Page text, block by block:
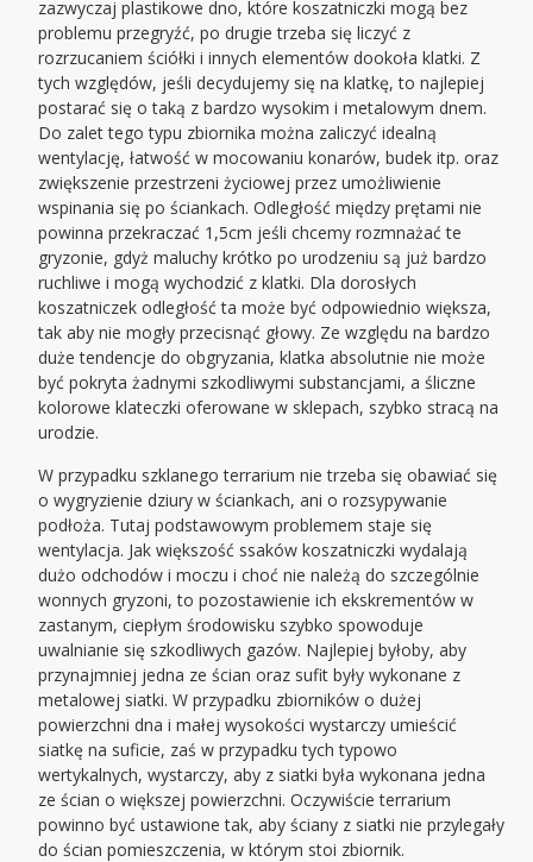
zazwyczaj plastikowe dno, które koszatniczki mogą bez
problemu przegryźć, po drugie trzeba się liczyć z
rozrzucaniem ściółki i innych elementów dookoła klatki. Z
tych względów, jeśli decydujemy się na klatkę, to najlepiej
postarać się o taką z bardzo wysokim i metalowym dnem.
Do zalet tego typu zbiornika można zaliczyć idealną
wentylację, łatwość w mocowaniu konarów, budek itp. oraz
zwiększenie przestrzeni życiowej przez umożliwienie
wspinania się po ściankach. Odległość między prętami nie
powinna przekraczać 1,5cm jeśli chcemy rozmnażać te
gryzonie, gdyż maluchy krótko po urodzeniu są już bardzo
ruchliwe i mogą wychodzić z klatki. Dla dorosłych
koszatniczek odległość ta może być odpowiednio większa,
tak aby nie mogły przecisnąć głowy. Ze względu na bardzo
duże tendencje do obgryzania, klatka absolutnie nie może
być pokryta żadnymi szkodliwymi substancjami, a śliczne
kolorowe klateczki oferowane w sklepach, szybko stracą na
urodzie.
W przypadku szklanego terrarium nie trzeba się obawiać się
o wygryzienie dziury w ściankach, ani o rozsypywanie
podłoża. Tutaj podstawowym problemem staje się
wentylacja. Jak większość ssaków koszatniczki wydalają
dużo odchodów i moczu i choć nie należą do szczególnie
wonnych gryzoni, to pozostawienie ich ekskrementów w
zastanym, ciepłym środowisku szybko spowoduje
uwalnianie się szkodliwych gazów. Najlepiej byłoby, aby
przynajmniej jedna ze ścian oraz sufit były wykonane z
metalowej siatki. W przypadku zbiorników o dużej
powierzchni dna i małej wysokości wystarczy umieścić
siatkę na suficie, zaś w przypadku tych typowo
wertykalnych, wystarczy, aby z siatki była wykonana jedna
ze ścian o większej powierzchni. Oczywiście terrarium
powinno być ustawione tak, aby ściany z siatki nie przylegały
do ścian pomieszczenia, w którym stoi zbiornik.